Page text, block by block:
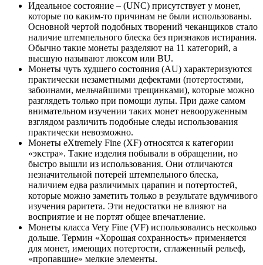
Идеальное состояние – (UNC) присутствует у монет,
которые по каким-то причинам не были использованы.
Основной чертой подобных творений чеканщиков стало
наличие штемпельного блеска без признаков истирания.
Обычно такие монеты разделяют на 11 категорий, а
высшую называют люксом или BU.
Монеты чуть худшего состояния (AU) характеризуются
практически незаметными дефектами (потертостями,
забоинами, мельчайшими трещинками), которые можно
разглядеть только при помощи лупы. При даже самом
внимательном изучении таких монет невооруженным
взглядом различить подобные следы использования
практически невозможно.
Монеты eXtremely Fine (XF) относятся к категории
«экстра». Такие изделия побывали в обращении, но
быстро вышли из использования. Они отличаются
незначительной потерей штемпельного блеска,
наличием едва различимых царапин и потертостей,
которые можно заметить только в результате вдумчивого
изучения раритета. Эти недостатки не влияют на
восприятие и не портят общее впечатление.
Монеты класса Very Fine (VF) использовались несколько
дольше. Термин «Хорошая сохранность» применяется
для монет, имеющих потертости, сглаженный рельеф,
«пропавшие» мелкие элементы.